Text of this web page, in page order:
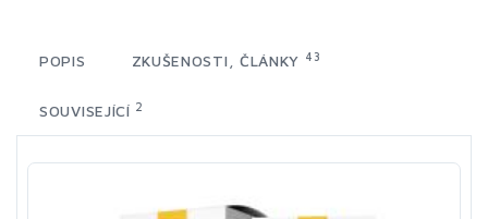
POPIS ZKUŠENOSTI, ČLÁNKY 43
SOUVISEJÍCÍ 2